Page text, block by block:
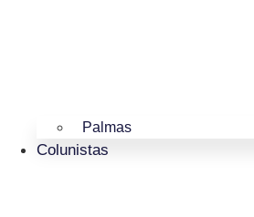
Palmas
Colunistas